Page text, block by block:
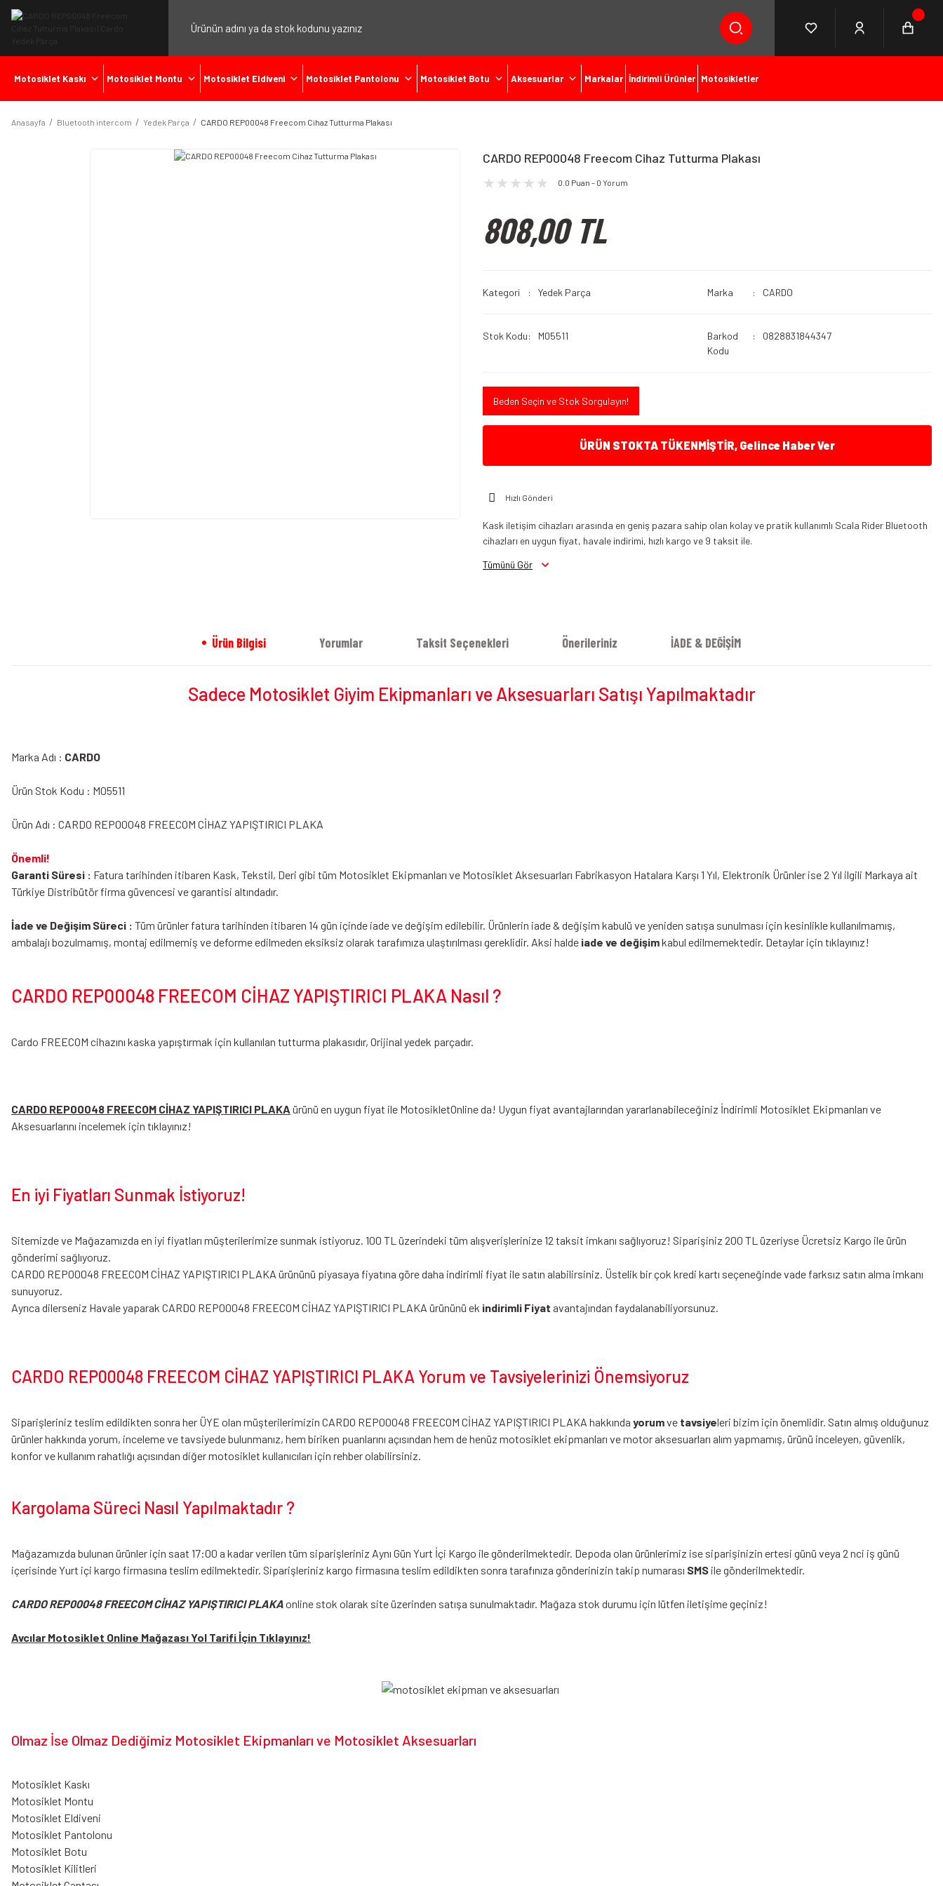
Motosiklet Kaskı Motosiklet Montu Motosiklet Eldiveni Motosiklet Pantolonu Motosiklet Botu Aksesuarlar Markalar İndirimli Ürünler Motosikletler
Anasayfa Bluetooth intercom Yedek Parça CARDO REP00048 Freecom Cihaz Tutturma Plakası
CARDO REP00048 Freecom Cihaz Tutturma Plakası
0.0 Puan - 0 Yorum
808,00 TL
Kategori Yedek Parça Marka CARDO
Stok Kodu M05511
Barkod
Kodu
0828831844347
Beden Seçin ve Stok Sorgulayın!
ÜRÜN STOKTA TÜKENMİŞTİR, Gelince Haber Ver
Hızlı Gönderi
Kask iletişim cihazları arasında en geniş pazara sahip olan kolay ve pratik kullanımlı Scala Rider Bluetooth
cihazları en uygun fiyat, havale indirimi, hızlı kargo ve 9 taksit ile.
Tümünü Gör
Ürün Bilgisi Yorumlar Taksit Seçenekleri Önerileriniz İADE & DEĞİŞİM
Sadece Motosiklet Giyim Ekipmanları ve Aksesuarları Satışı Yapılmaktadır
Marka Adı : CARDO
Ürün Stok Kodu : M05511
Ürün Adı : CARDO REP00048 FREECOM CİHAZ YAPIŞTIRICI PLAKA
Önemli!
Garanti Süresi : Fatura tarihinden itibaren Kask, Tekstil, Deri gibi tüm Motosiklet Ekipmanları ve Motosiklet Aksesuarları Fabrikasyon Hatalara Karşı 1 Yıl, Elektronik Ürünler ise 2 Yıl ilgili Markaya ait
Türkiye Distribütör firma güvencesi ve garantisi altındadır.
İade ve Değişim Süreci : Tüm ürünler fatura tarihinden itibaren 14 gün içinde iade ve değişim edilebilir. Ürünlerin iade & değişim kabulü ve yeniden satışa sunulması için kesinlikle kullanılmamış,
ambalajı bozulmamış, montaj edilmemiş ve deforme edilmeden eksiksiz olarak tarafımıza ulaştırılması gereklidir. Aksi halde iade ve değişimkabul edilmemektedir. Detaylar için tıklayınız!
CARDO REP00048 FREECOM CİHAZ YAPIŞTIRICI PLAKA Nasıl ?
Cardo FREECOM cihazını kaska yapıştırmak için kullanılan tutturma plakasıdır, Orijinal yedek parçadır.
CARDO REP00048 FREECOM CİHAZ YAPIŞTIRICI PLAKA ürünü en uygun fiyat ile MotosikletOnline da! Uygun fiyat avantajlarından yararlanabileceğiniz İndirimli Motosiklet Ekipmanları ve
Aksesuarlarını incelemek için tıklayınız!
En iyi Fiyatları Sunmak İstiyoruz!
Sitemizde ve Mağazamızda en iyi fiyatları müşterilerimize sunmak istiyoruz. 100 TL üzerindeki tüm alışverişlerinize 12 taksit imkanı sağlıyoruz! Siparişiniz 200 TL üzeriyse Ücretsiz Kargo ile ürün
gönderimi sağlıyoruz.
CARDO REP00048 FREECOM CİHAZ YAPIŞTIRICI PLAKA ürününü piyasaya fiyatına göre daha indirimli fiyat ile satın alabilirsiniz. Üstelik bir çok kredi kartı seçeneğinde vade farksız satın alma imkanı
sunuyoruz.
Ayrıca dilerseniz Havale yaparak CARDO REP00048 FREECOM CİHAZ YAPIŞTIRICI PLAKA ürününü ek indirimli Fiyat avantajından faydalanabiliyorsunuz.
CARDO REP00048 FREECOM CİHAZ YAPIŞTIRICI PLAKA Yorum ve Tavsiyelerinizi Önemsiyoruz
Siparişleriniz teslim edildikten sonra her ÜYE olan müşterilerimizin CARDO REP00048 FREECOM CİHAZ YAPIŞTIRICI PLAKA hakkında yorumve tavsiyeleri bizim için önemlidir. Satın almış olduğunuz
ürünler hakkında yorum, inceleme ve tavsiyede bulunmanız, hem biriken puanlarını açısından hem de henüz motosiklet ekipmanları ve motor aksesuarları alım yapmamış, ürünü inceleyen, güvenlik,
konfor ve kullanım rahatlığı açısından diğer motosiklet kullanıcıları için rehber olabilirsiniz.
Kargolama Süreci Nasıl Yapılmaktadır ?
Mağazamızda bulunan ürünler için saat 17:00 a kadar verilen tüm siparişleriniz Aynı Gün Yurt İçi Kargo ile gönderilmektedir. Depoda olan ürünlerimiz ise siparişinizin ertesi günü veya 2 nci iş günü
içerisinde Yurt içi kargo firmasına teslim edilmektedir. Siparişleriniz kargo firmasına teslim edildikten sonra tarafınıza gönderinizin takip numarası SMS ile gönderilmektedir.
CARDO REP00048 FREECOM CİHAZ YAPIŞTIRICI PLAKAonline stok olarak site üzerinden satışa sunulmaktadır. Mağaza stok durumu için lütfen iletişime geçiniz!
Avcılar Motosiklet Online Mağazası Yol Tarifi İçin Tıklayınız!
Olmaz İse Olmaz Dediğimiz Motosiklet Ekipmanları ve Motosiklet Aksesuarları
Motosiklet Kaskı
Motosiklet Montu
Motosiklet Eldiveni
Motosiklet Pantolonu
Motosiklet Botu
Motosiklet Kilitleri